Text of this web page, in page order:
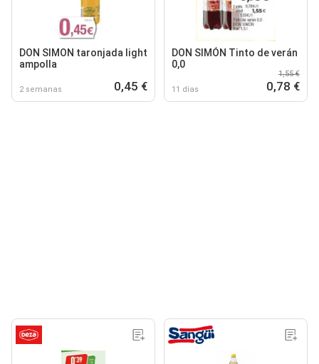
DON SIMON taronjada light
ampolla
2 semanas 0,45 €
DON SIMÓN Tinto de verán
0,0
11 días
1,55 €
0,78 €